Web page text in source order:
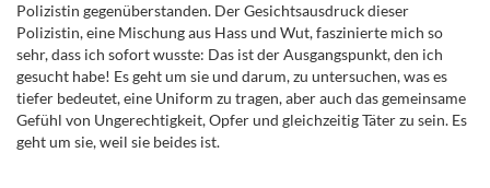
Polizistin gegenüberstanden. Der Gesichtsausdruck dieser
Polizistin, eine Mischung aus Hass und Wut, faszinierte mich so
sehr, dass ich sofort wusste: Das ist der Ausgangspunkt, den ich
gesucht habe! Es geht um sie und darum, zu untersuchen, was es
tiefer bedeutet, eine Uniform zu tragen, aber auch das gemeinsame
Gefühl von Ungerechtigkeit, Opfer und gleichzeitig Täter zu sein. Es
geht um sie, weil sie beides ist.